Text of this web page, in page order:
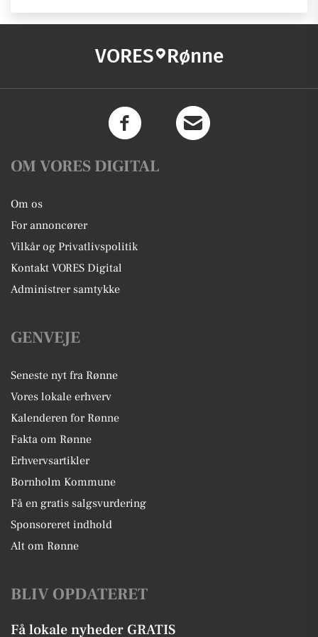
VORES Rønne
OM VORES DIGITAL
Om os
For annoncører
Vilkår og Privatlivspolitik
Kontakt VORES Digital
Administrer samtykke
GENVEJE
Seneste nyt fra Rønne
Vores lokale erhverv
Kalenderen for Rønne
Fakta om Rønne
Erhvervsartikler
Bornholm Kommune
Få en gratis salgsvurdering
Sponsoreret indhold
Alt om Rønne
BLIV OPDATERET
Få lokale nyheder GRATIS